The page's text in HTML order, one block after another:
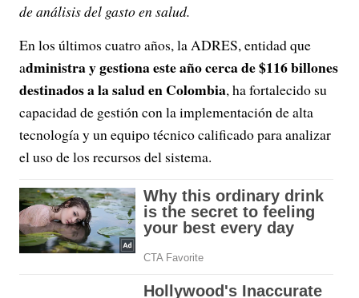
de análisis del gasto en salud.
En los últimos cuatro años, la ADRES, entidad que
administra y gestiona este año cerca de $116 billones
destinados a la salud en Colombia, ha fortalecido su
capacidad de gestión con la implementación de alta
tecnología y un equipo técnico calificado para analizar
el uso de los recursos del sistema.